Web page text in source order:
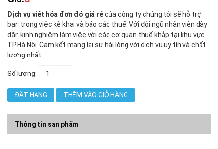
Dịch vụ viết hóa đơn đỏ giá rẻcủa công ty chúng tôi sẽ hỗ trợ
bạn trong việc kê khai và báo cáo thuế. Với đội ngũ nhân viên dày
dặn kinh nghiệm làm việc với các cơ quan thuế khắp tại khu vực
TP.Hà Nội. Cam kết mang lại sự hài lòng với dịch vụ uy tín và chất
lượng nhất.
Số lượng:
ĐẶT HÀNG THÊM VÀO GIỎ HÀNG
Thông tin sản phẩm